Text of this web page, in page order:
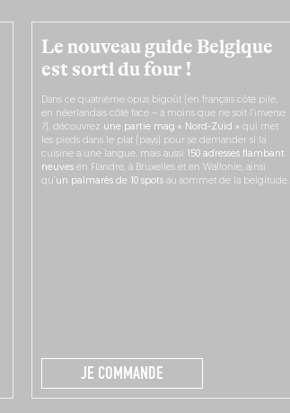
Le nouveau guide Belgique
est sorti du four !
Dans ce quatrième opus bigoût (en français côté pile,
en néerlandais côté face – à moins que ne soit l’inverse
?), découvrez une partie mag « Nord-Zuid » qui met
les pieds dans le plat (pays) pour se demander si la
cuisine a une langue, mais aussi
150 adresses flambant
neuvesen Flandre, à Bruxelles et en Wallonie, ainsi
qu’ un palmarès de 10 spotsau sommet de la belgitude.
JE COMMANDE